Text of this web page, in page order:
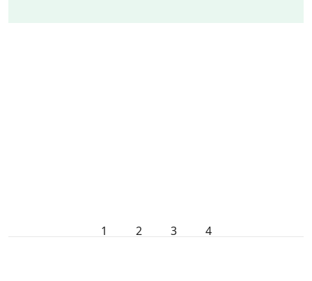
1 2 3 4